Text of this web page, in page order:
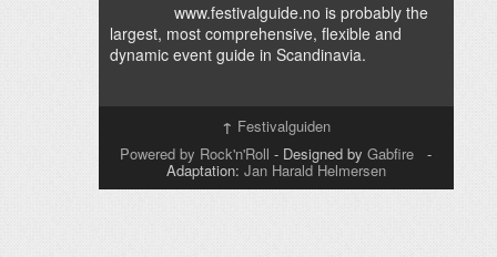
www.festivalguide.no is probably the
largest, most comprehensive, flexible and
dynamic event guide in Scandinavia.
↑ Festivalguiden
Powered by Rock'n'Roll - Designed by Gabfire -
Adaptation: Jan Harald Helmersen